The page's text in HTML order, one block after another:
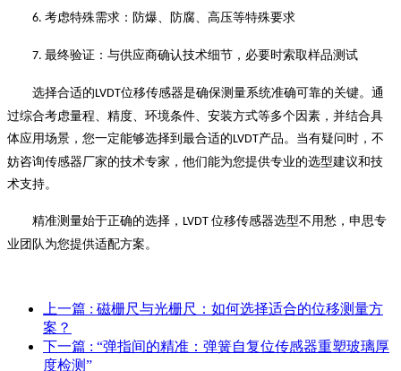
6. 考虑特殊需求：防爆、防腐、高压等特殊要求
7. 最终验证：与供应商确认技术细节，必要时索取样品测试
选择合适的 LVDT位移传感器是确保测量系统准确可靠的关键。通
过综合考虑量程、精度、环境条件、安装方式等多个因素，并结合具
体应用场景，您一定能够选择到最合适的 LVDT产品。当有疑问时，不
妨咨询传感器厂家的技术专家，他们能为您提供专业的选型建议和技
术支持。
精准测量始于正确的选择， LVDT 位移传感器选型不用愁，申思专
业团队为您提供适配方案。
上一篇 : 磁栅尺与光栅尺：如何选择适合的位移测量方
案？
下一篇 : “弹指间的精准：弹簧自复位传感器重塑玻璃厚
度检测”